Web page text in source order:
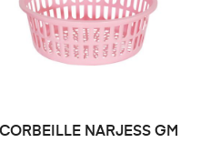
CORBEILLE NARJESS GM